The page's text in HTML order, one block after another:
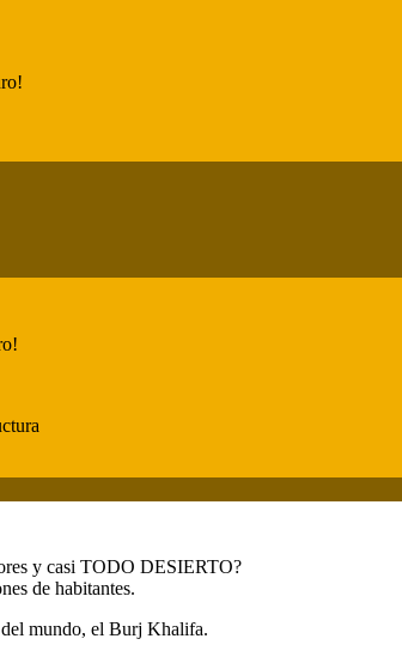
y casi TODO DESIERTO?
de habitantes.
mundo, el Burj Khalifa.